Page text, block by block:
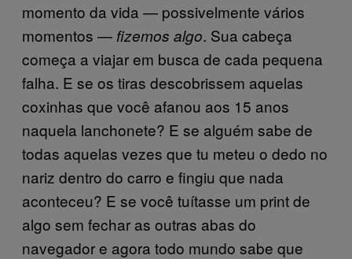
momento da vida — possivelmente vários
momentos — fizemos algo. Sua cabeça
começa a viajar em busca de cada pequena
falha. E se os tiras descobrissem aquelas
coxinhas que você afanou aos 15 anos
naquela lanchonete? E se alguém sabe de
todas aquelas vezes que tu meteu o dedo no
nariz dentro do carro e fingiu que nada
aconteceu? E se você tuítasse um print de
algo sem fechar as outras abas do
navegador e agora todo mundo sabe que